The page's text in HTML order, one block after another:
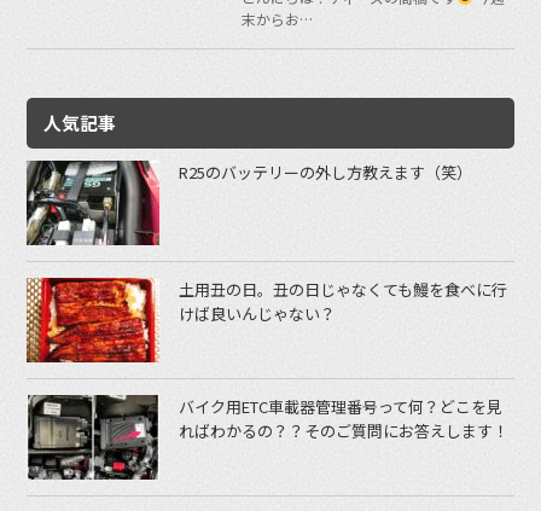
末からお…
人気記事
R25のバッテリーの外し方教えます（笑）
土用丑の日。丑の日じゃなくても鰻を食べに行
けば良いんじゃない？
バイク用ETC車載器管理番号って何？どこを見
ればわかるの？？そのご質問にお答えします！